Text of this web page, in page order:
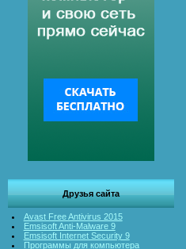
Друзья сайта
Avast Free Antivirus 2015
Emsisoft Anti-Malware 9
Emsisoft Internet Security 9
Программы для компьютера